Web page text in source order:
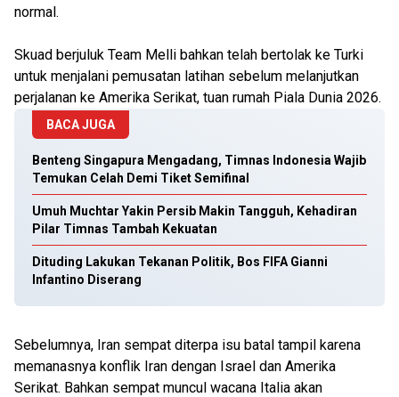
normal.
Skuad berjuluk Team Melli bahkan telah bertolak ke Turki
untuk menjalani pemusatan latihan sebelum melanjutkan
perjalanan ke Amerika Serikat, tuan rumah Piala Dunia 2026.
BACA JUGA
Benteng Singapura Mengadang, Timnas Indonesia Wajib
Temukan Celah Demi Tiket Semifinal
Umuh Muchtar Yakin Persib Makin Tangguh, Kehadiran
Pilar Timnas Tambah Kekuatan
Dituding Lakukan Tekanan Politik, Bos FIFA Gianni
Infantino Diserang
Sebelumnya, Iran sempat diterpa isu batal tampil karena
memanasnya konflik Iran dengan Israel dan Amerika
Serikat. Bahkan sempat muncul wacana Italia akan